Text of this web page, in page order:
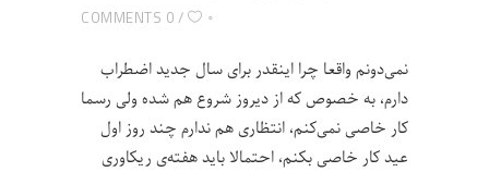
0 COMMENTS
۰
نمی‌دونم واقعا چرا اینقدر برای سال جدید اضطراب
دارم، به خصوص که از دیروز شروع هم شده ولی رسما
کار خاصی نمی‌کنم، انتظاری هم ندارم چند روز اول
عید کار خاصی بکنم، احتمالا باید هفته‌ی ریکاوری